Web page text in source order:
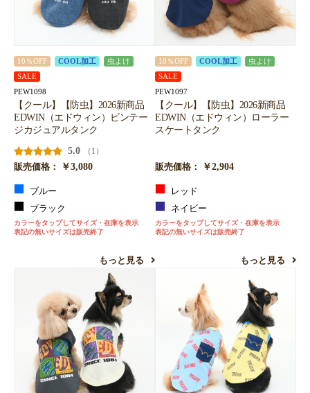
10％OFF COOL加工
虫よけ
SALE
PEW1098
【クール】【防虫】2026新商品
EDWIN（エドウィン）ビンテー
ジカジュアルタンク
5.0
（1）
販売価格：
￥3,080
ブルー
ブラック
カラーをタップしてサイズ・在庫を表示
表記の無いサイズは販売終了
もっと見る
10％OFF COOL加工
虫よけ
SALE
PEW1097
【クール】【防虫】2026新商品
EDWIN（エドウィン）ローラー
スケートタンク
販売価格： ￥2,904
レッド
ネイビー
カラーをタップしてサイズ・在庫を表示
表記の無いサイズは販売終了
もっと見る